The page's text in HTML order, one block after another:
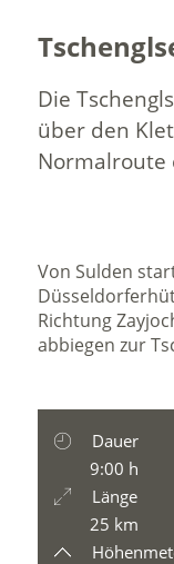
Die
über den
Normalroute
Von Sulden
Richtung
abbiegen zur
Dauer
9:00 h
Länge
25 km